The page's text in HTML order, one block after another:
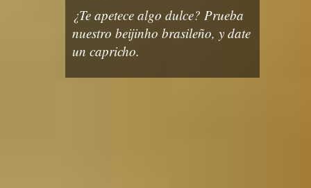
¿Te apetece algo dulce? Prueba
nuestro beijinho brasileño, y date
un capricho.